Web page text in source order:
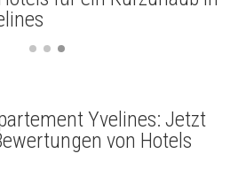
Yvelines: Jetzt
von Hotels